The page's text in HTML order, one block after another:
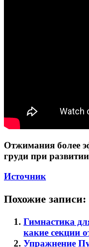
Отжимания более
груди при
Источник
Похожие записи:
Гимнастика
какие секции
Упражнение